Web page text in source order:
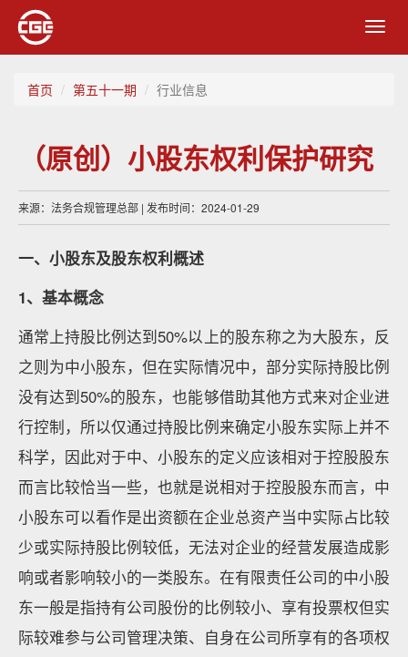
首页 第五十一期 行业信息
（原创）小股东权利保护研究
来源：法务合规管理总部 | 发布时间：2024-01-29
一、小股东及股东权利概述
1、基本概念
通常上持股比例达到50%以上的股东称之为大股东，反
之则为中小股东，但在实际情况中，部分实际持股比例
没有达到50%的股东，也能够借助其他方式来对企业进
行控制，所以仅通过持股比例来确定小股东实际上并不
科学，因此对于中、小股东的定义应该相对于控股股东
而言比较恰当一些，也就是说相对于控股股东而言，中
小股东可以看作是出资额在企业总资产当中实际占比较
少或实际持股比例较低，无法对企业的经营发展造成影
响或者影响较小的一类股东。在有限责任公司的中小股
东一般是指持有公司股份的比例较小、享有投票权但实
际较难参与公司管理决策、自身在公司所享有的各项权